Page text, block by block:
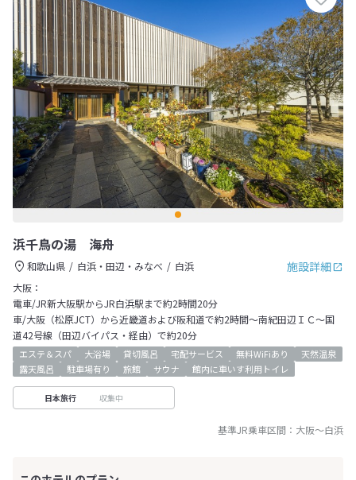
浜千鳥の湯 海舟
施設詳細
和歌山県 白浜・田辺・みなべ
白浜
大阪：
電車/JR新大阪駅からJR白浜駅まで約2時間20分
車/大阪（松原JCT）から近畿道および阪和道で約2時間～南紀田辺ＩＣ～国
道42号線（田辺バイパス・経由）で約20分
エステ＆スパ 大浴場 貸切風呂 宅配サービス 無料WiFiあり
天然温泉
露天風呂
駐車場有り 旅館 サウナ 館内に車いす利用トイレ
日本旅行 収集中
基準JR乗車区間： 大阪～白浜